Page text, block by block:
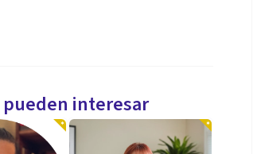
interesar